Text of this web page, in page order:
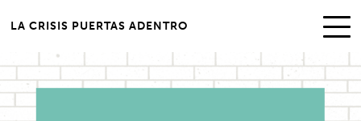
LA CRISIS PUERTAS ADENTRO